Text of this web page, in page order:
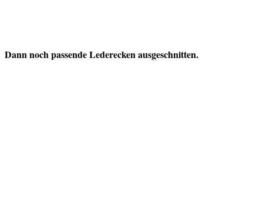
Dann noch passende Lederecken ausgeschnitten.